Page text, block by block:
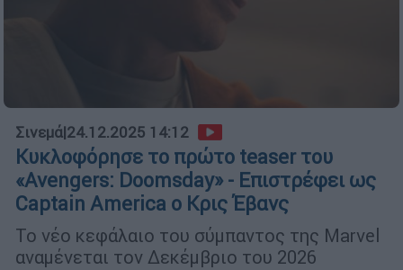
Σινεμά|24.12.2025 14:12
Κυκλοφόρησε το πρώτο teaser του
«Avengers: Doomsday» - Επιστρέφει ως
Captain America ο Κρις Έβανς
Το νέο κεφάλαιο του σύμπαντος της Marvel
αναμένεται τον Δεκέμβριο του 2026